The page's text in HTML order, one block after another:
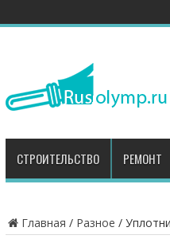
СТРОИТЕЛЬСТВО РЕМОНТ
Главная / Разное /